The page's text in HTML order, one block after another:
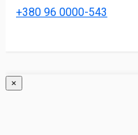
+380 96 0000-543
×